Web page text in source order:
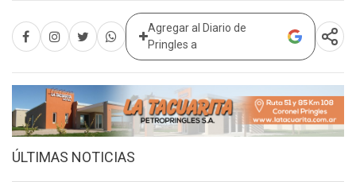
Agregar al Diario de
Pringles a
ÚLTIMAS NOTICIAS